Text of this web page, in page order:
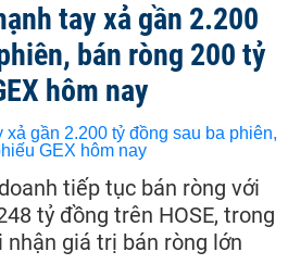
tay xả gần 2.200
bán ròng 200 tỷ
hôm nay
tiếp tục bán ròng với
tỷ đồng trên HOSE, trong
nhận giá trị bán ròng lớn